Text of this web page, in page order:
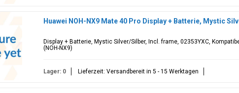
Huawei NOH-NX9 Mate 40 Pro Display + Batterie, Mystic
Display + Batterie, Mystic Silver/Silber, Incl. frame, 02353YXC,
(NOH-NX9)
Lager: 0 Lieferzeit: Versandbereit in 5 - 15 Werktagen